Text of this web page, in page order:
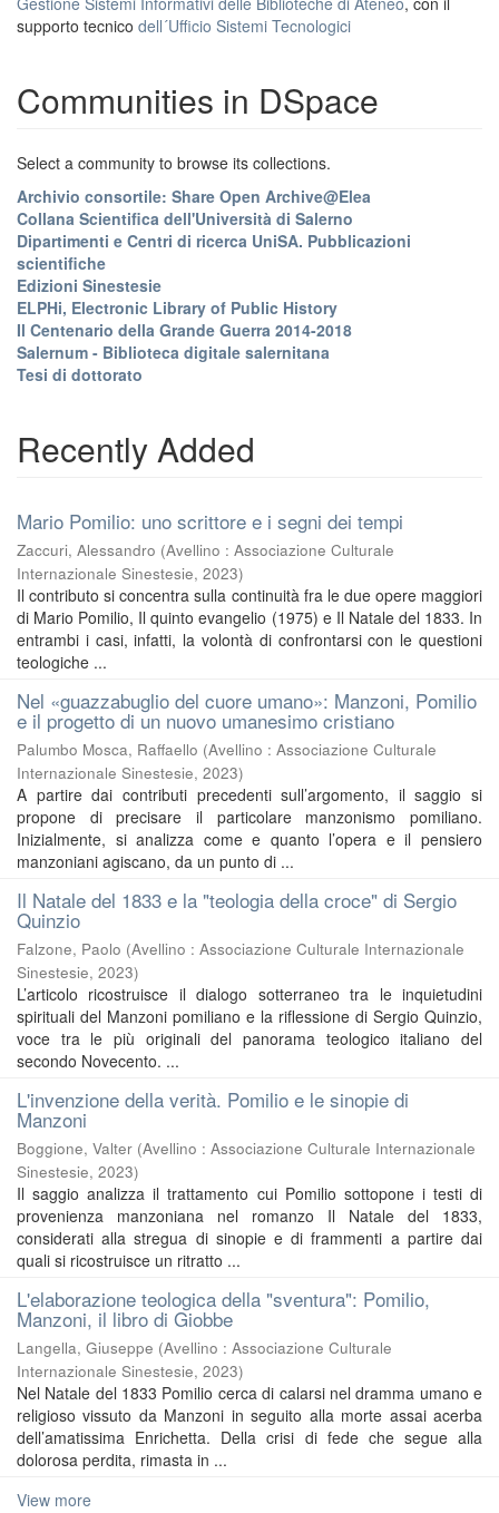
supporto tecnico dell´Ufficio Sistemi Tecnologici
Communities in DSpace
Select a community to browse its collections.
Archivio consortile: Share Open Archive@Elea
Collana Scientifica dell'Università di Salerno
Dipartimenti e Centri di ricerca UniSA. Pubblicazioni
scientifiche
Edizioni Sinestesie
ELPHi, Electronic Library of Public History
Il Centenario della Grande Guerra 2014-2018
Salernum - Biblioteca digitale salernitana
Tesi di dottorato
Recently Added
Mario Pomilio: uno scrittore e i segni dei tempi
Zaccuri, Alessandro (Avellino : Associazione Culturale
Internazionale Sinestesie, 2023)
Il contributo si concentra sulla continuità fra le due opere maggiori
di Mario Pomilio, Il quinto evangelio (1975) e Il Natale del 1833. In
entrambi i casi, infatti, la volontà di confrontarsi con le questioni
teologiche ...
Nel «guazzabuglio del cuore umano»: Manzoni, Pomilio
e il progetto di un nuovo umanesimo cristiano
Palumbo Mosca, Raffaello (Avellino : Associazione Culturale
Internazionale Sinestesie, 2023)
A partire dai contributi precedenti sull’argomento, il saggio si
propone di precisare il particolare manzonismo pomiliano.
Inizialmente, si analizza come e quanto l’opera e il pensiero
manzoniani agiscano, da un punto di ...
Il Natale del 1833 e la "teologia della croce" di Sergio
Quinzio
Falzone, Paolo (Avellino : Associazione Culturale Internazionale
Sinestesie, 2023)
L’articolo ricostruisce il dialogo sotterraneo tra le inquietudini
spirituali del Manzoni pomiliano e la riflessione di Sergio Quinzio,
voce tra le più originali del panorama teologico italiano del
secondo Novecento. ...
L'invenzione della verità. Pomilio e le sinopie di
Manzoni
Boggione, Valter (Avellino : Associazione Culturale Internazionale
Sinestesie, 2023)
Il saggio analizza il trattamento cui Pomilio sottopone i testi di
provenienza manzoniana nel romanzo Il Natale del 1833,
considerati alla stregua di sinopie e di frammenti a partire dai
quali si ricostruisce un ritratto ...
L'elaborazione teologica della "sventura": Pomilio,
Manzoni, il libro di Giobbe
Langella, Giuseppe (Avellino : Associazione Culturale
Internazionale Sinestesie, 2023)
Nel Natale del 1833 Pomilio cerca di calarsi nel dramma umano e
religioso vissuto da Manzoni in seguito alla morte assai acerba
dell’amatissima Enrichetta. Della crisi di fede che segue alla
dolorosa perdita, rimasta in ...
View more